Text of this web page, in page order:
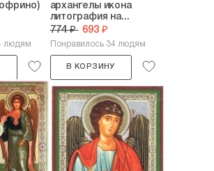
людям
архангелы икона
литография на...
774 ₽ 693 ₽
Понравилось 34 людям
В КОРЗИНУ